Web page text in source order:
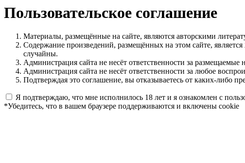
Пользовательское соглашение
Материалы, размещённые на сайте, являются авторскими
Содержание произведений, размещённых на этом сайте,
случайны.
Администрация сайта не несёт ответственности за размещаемые
Администрация сайта не несёт ответственности за любое
Подтверждая это соглашение, вы отказываетесь от каких-либо
Я подтверждаю, что мне исполнилось 18 лет и я ознакомлен с
*Убедитесь, что в вашем браузере поддерживаются и включены cookie